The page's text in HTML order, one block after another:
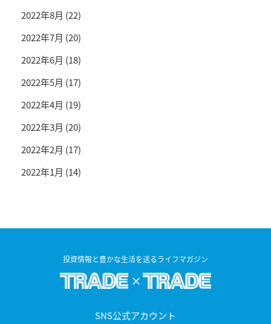
2022年8月 (22)
2022年7月 (20)
2022年6月 (18)
2022年5月 (17)
2022年4月 (19)
2022年3月 (20)
2022年2月 (17)
2022年1月 (14)
投資情報と豊かな生活を送るライフマガジン
SNS公式アカウント